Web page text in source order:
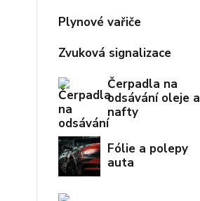
Plynové vařiče
Zvuková signalizace
Čerpadla na
odsávání oleje a
nafty
Fólie a polepy
auta